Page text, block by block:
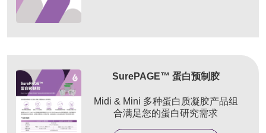
SurePAGE™ 蛋白预制胶
Midi & Mini ܳ多种蛋白质凝胶产品组
合满足您的蛋白研究需求